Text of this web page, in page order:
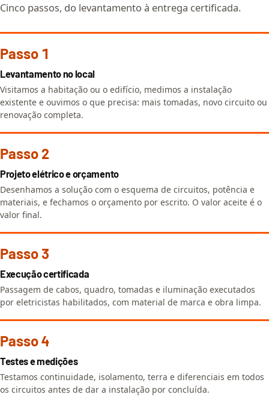
Cinco passos, do levantamento à entrega certificada.
Passo 1
Levantamento no local
Visitamos a habitação ou o edifício, medimos a instalação
existente e ouvimos o que precisa: mais tomadas, novo circuito ou
renovação completa.
Passo 2
Projeto elétrico e orçamento
Desenhamos a solução com o esquema de circuitos, potência e
materiais, e fechamos o orçamento por escrito. O valor aceite é o
valor final.
Passo 3
Execução certificada
Passagem de cabos, quadro, tomadas e iluminação executados
por eletricistas habilitados, com material de marca e obra limpa.
Passo 4
Testes e medições
Testamos continuidade, isolamento, terra e diferenciais em todos
os circuitos antes de dar a instalação por concluída.